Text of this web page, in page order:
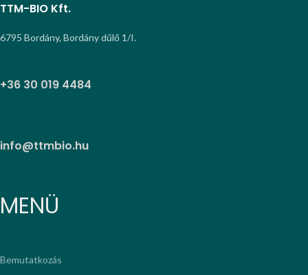
TTM-BIO Kft.
6795 Bordány, Bordány dűlő 1/I.
+36 30 019 4484
info@ttmbio.hu
MENÜ
Bemutatkozás